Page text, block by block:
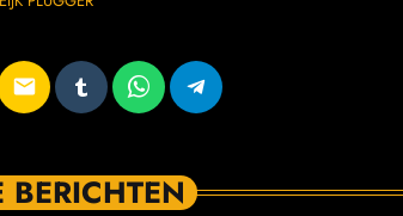
email
BERICHTEN